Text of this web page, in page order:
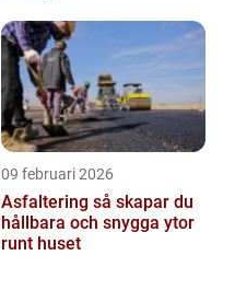
09 februari 2026
Asfaltering så skapar du
hållbara och snygga ytor
runt huset